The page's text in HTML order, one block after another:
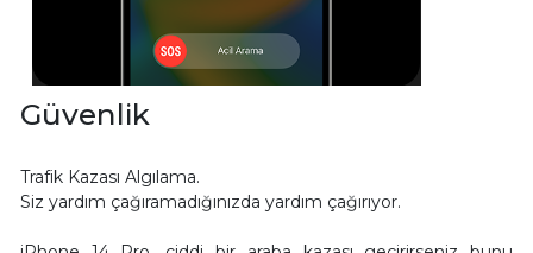
Güvenlik
Trafik Kazası Algılama.
Siz yardım çağıramadığınızda yardım çağırıyor.